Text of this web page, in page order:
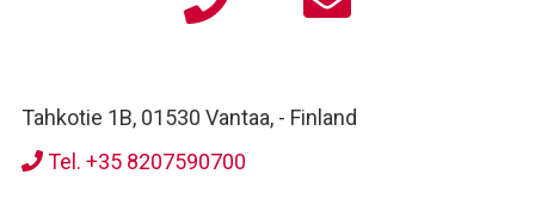
Tahkotie 1B, 01530 Vantaa, - Finland
Tel. +35 8207590700